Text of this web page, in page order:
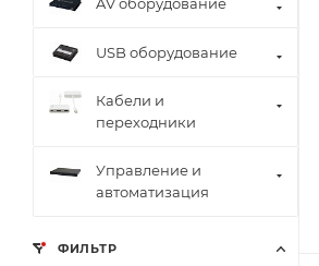
USB оборудование
Кабели и
переходники
Управление и
автоматизация
ФИЛЬТР